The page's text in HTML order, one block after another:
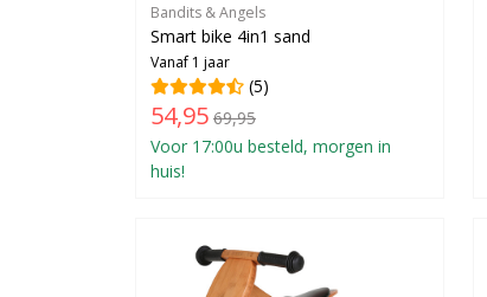
Bandits & Angels
Smart bike 4in1 sand
Vanaf 1 jaar
(5)
54,95 69,95
Voor 17:00u besteld, morgen in
huis!